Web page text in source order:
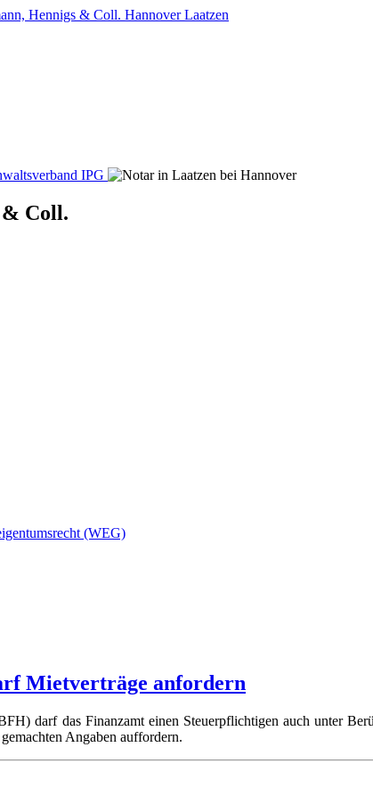
Coll.
(WEG)
Mietverträge anfordern
darf das Finanzamt einen Steuerpflichtigen auch unter
Angaben auffordern.